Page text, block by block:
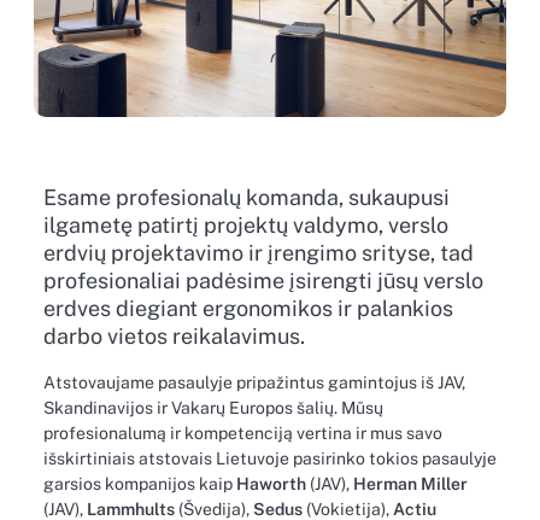
Esame profesionalų komanda, sukaupusi
ilgametę patirtį projektų valdymo, verslo
erdvių projektavimo ir įrengimo srityse, tad
profesionaliai padėsime įsirengti jūsų verslo
erdves diegiant ergonomikos ir palankios
darbo vietos reikalavimus.
Atstovaujame pasaulyje pripažintus gamintojus iš JAV,
Skandinavijos ir Vakarų Europos šalių. Mūsų
profesionalumą ir kompetenciją vertina ir mus savo
išskirtiniais atstovais Lietuvoje pasirinko tokios pasaulyje
garsios kompanijos kaip Haworth (JAV), Herman Miller
(JAV), Lammhults (Švedija),Sedus (Vokietija), Actiu